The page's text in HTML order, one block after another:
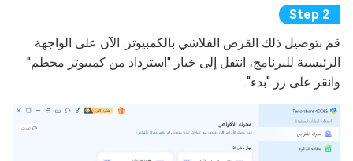
قم بتوصيل ذلك القرص الفلاشي بالكمبيوتر. الآن على الواجهة
الرئيسية للبرنامج، انتقل إلى خيار "استرداد من كمبيوتر محطم"
وانقر على زر "بدء".